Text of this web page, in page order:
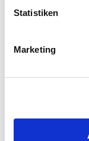
Statistiken
Marketing
Das Dartpfeilset
eignen sich für